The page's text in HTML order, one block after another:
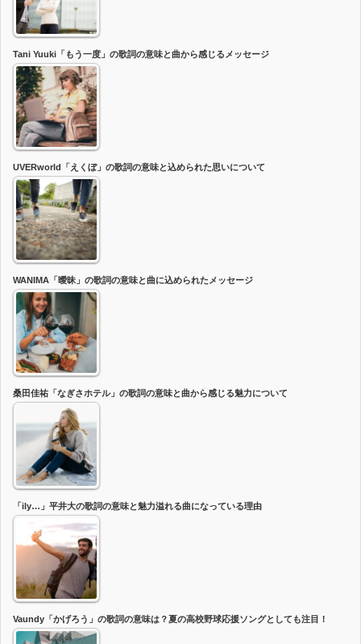
Tani Yuuki「もう一度」の歌詞の意味と曲から感じるメッセージ
UVERworld「えくぼ」の歌詞の意味と込められた思いについて
WANIMA「曖昧」の歌詞の意味と曲に込められたメッセージ
桑田佳祐「なぎさホテル」の歌詞の意味と曲から感じる魅力について
「ily…」平井大の歌詞の意味と魅力溢れる曲になっている理由
Vaundy「かげろう」の歌詞の意味は？夏の高校野球応援ソングとしても注目！